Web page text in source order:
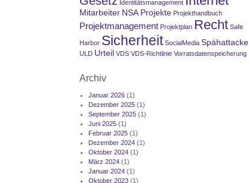
Identitätsmanagement
Mitarbeiter NSA Projekte Projekthandbuch
Projektmanagement Projektplan Recht Safe
Harbor Sicherheit SocialMedia Spähattacke
ULD Urteil VDS VDS-Richtlinie Vorratsdatenspeicherung
Archiv
Januar 2026(1)
Dezember 2025(1)
September 2025(1)
Juni 2025(1)
Februar 2025(1)
Dezember 2024(1)
Oktober 2024(1)
März 2024(1)
Januar 2024(1)
Oktober 2023(1)